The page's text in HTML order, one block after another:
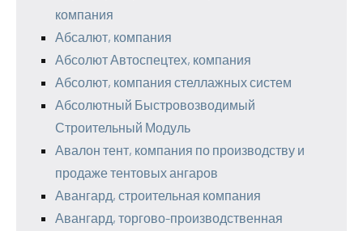
компания
Абсалют, компания
Абсолют Автоспецтех, компания
Абсолют, компания стеллажных систем
Абсолютный Быстровозводимый
Строительный Модуль
Авалон тент, компания по производству и
продаже тентовых ангаров
Авангард, строительная компания
Авангард, торгово-производственная